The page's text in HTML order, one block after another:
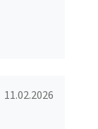
11.02.2026